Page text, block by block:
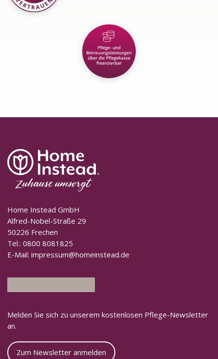
Home Instead GmbH
Alfred-Nobel-Straße 29
50226 Frechen
Tel.: 0800 8081825
E-Mail: impressum@homeinstead.de
Melden Sie sich zu unserem kostenlosen Pflege-Newsletter
an.
Zum Newsletter anmelden